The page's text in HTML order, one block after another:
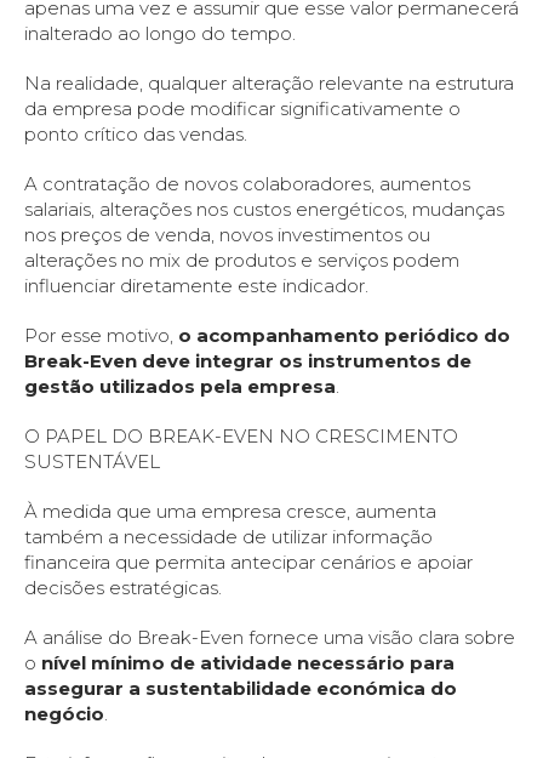
apenas uma vez e assumir que esse valor permanecerá
inalterado ao longo do tempo.
Na realidade, qualquer alteração relevante na estrutura
da empresa pode modificar significativamente o
ponto crítico das vendas.
A contratação de novos colaboradores, aumentos
salariais, alterações nos custos energéticos, mudanças
nos preços de venda, novos investimentos ou
alterações no mix de produtos e serviços podem
influenciar diretamente este indicador.
Por esse motivo, o acompanhamento periódico do
Break-Even deve integrar os instrumentos de
gestão utilizados pela empresa.
O PAPEL DO BREAK-EVEN NO CRESCIMENTO
SUSTENTÁVEL
À medida que uma empresa cresce, aumenta
também a necessidade de utilizar informação
financeira que permita antecipar cenários e apoiar
decisões estratégicas.
A análise do Break-Even fornece uma visão clara sobre
o nível mínimo de atividade necessário para
assegurar a sustentabilidade económica do
negócio.